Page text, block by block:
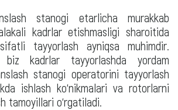
stanogi etarlicha murakkab
kadrlar etishmasligi sharoitida
tayyorlash ayniqsa muhimdir.
biz kadrlar tayyorlashda yordam
stanogi operatorini tayyorlash
ishlash ko‘nikmalari va rotorlarni
tamoyillari o‘rgatiladi.